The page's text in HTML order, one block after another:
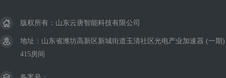
版权所有：山东云唐智能科技有限公司
地址：山东省潍坊高新区新城街道玉清社区光电产业加速器 (一期
415房间